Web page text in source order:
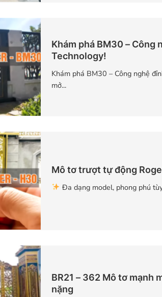
Khám phá BM30 – Công
Technology!
Khám phá BM30 – Công nghệ
mở...
Mô tơ trượt tự động
Đa dạng model, phong phú
BR21 – 362 Mô tơ mạnh
nặng